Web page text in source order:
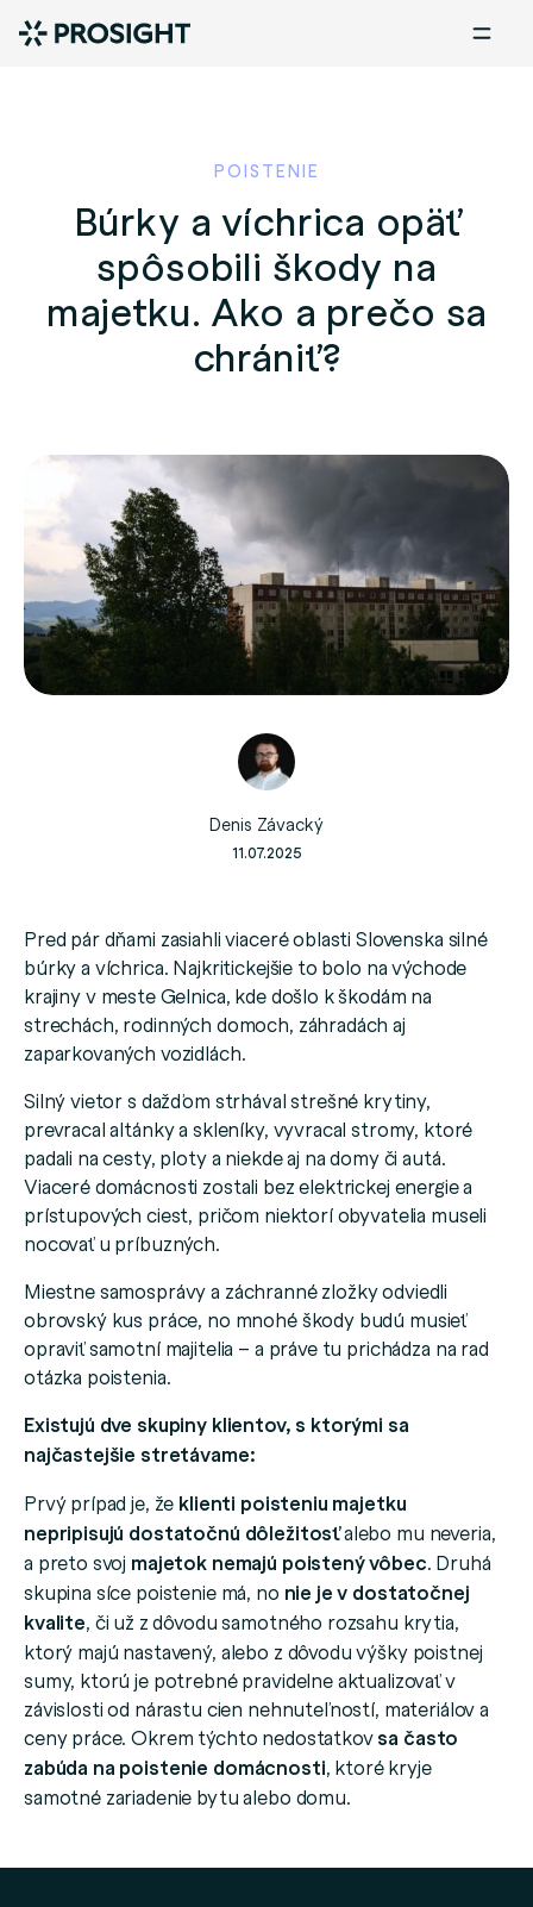
POISTENIE
Búrky a víchrica opäť
spôsobili škody na
majetku. Ako a prečo sa
chrániť?
Denis Závacký
11.07.2025
Pred pár dňami zasiahli viaceré oblasti Slovenska silné
búrky a víchrica. Najkritickejšie to bolo na východe
krajiny v meste Gelnica, kde došlo k škodám na
strechách, rodinných domoch, záhradách aj
zaparkovaných vozidlách.
Silný vietor s dažďom strhával strešné krytiny,
prevracal altánky a skleníky, vyvracal stromy, ktoré
padali na cesty, ploty a niekde aj na domy či autá.
Viaceré domácnosti zostali bez elektrickej energie a
prístupových ciest, pričom niektorí obyvatelia museli
nocovať u príbuzných.
Miestne samosprávy a záchranné zložky odviedli
obrovský kus práce, no mnohé škody budú musieť
opraviť samotní majitelia – a práve tu prichádza na rad
otázka poistenia.
Existujú dve skupiny klientov, s ktorými sa
najčastejšie stretávame:
Prvý prípad je, že klienti poisteniu majetku
nepripisujú dostatočnú dôležitosťalebo mu neveria,
a preto svoj majetok nemajú poistený vôbec. Druhá
skupina síce poistenie má, no nie je v dostatočnej
kvalite, či už z dôvodu samotného rozsahu krytia,
ktorý majú nastavený, alebo z dôvodu výšky poistnej
sumy, ktorú je potrebné pravidelne aktualizovať v
závislosti od nárastu cien nehnuteľností, materiálov a
ceny práce. Okrem týchto nedostatkovsa často
zabúda na poistenie domácnosti, ktoré kryje
samotné zariadenie bytu alebo domu.